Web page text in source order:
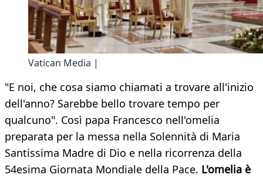
Vatican Media |
"E noi, che cosa siamo chiamati a trovare all'inizio
dell'anno? Sarebbe bello trovare tempo per
qualcuno". Così papa Francesco nell'omelia
preparata per la messa nella Solennità di Maria
Santissima Madre di Dio e nella ricorrenza della
54esima Giornata Mondiale della Pace. L'omelia è